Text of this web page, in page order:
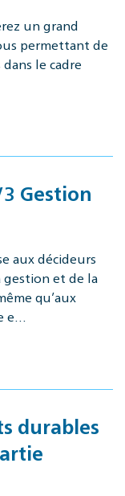
un grand
permettant de
le cadre
Gestion
aux décideurs
gestion et de la
qu’aux
e…
durables